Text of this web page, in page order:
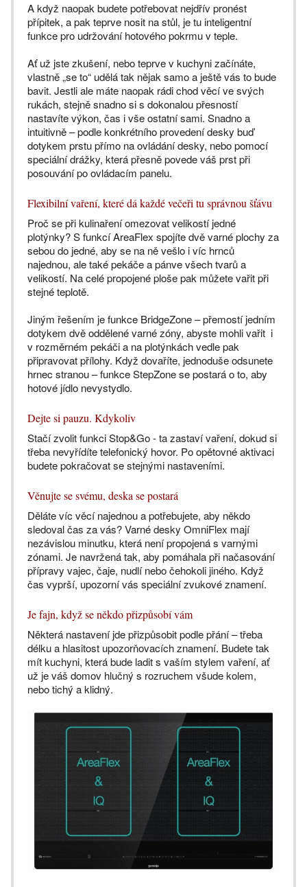
A když naopak budete potřebovat nejdřív pronést
přípitek, a pak teprve nosit na stůl, je tu inteligentní
funkce pro udržování hotového pokrmu v teple.
Ať už jste zkušení, nebo teprve v kuchyni začínáte,
vlastně „se to“ udělá tak nějak samo a ještě vás to bude
bavit. Jestli ale máte naopak rádi chod věcí ve svých
rukách, stejně snadno si s dokonalou přesností
nastavíte výkon, čas i vše ostatní sami. Snadno a
intuitivně – podle konkrétního provedení desky buď
dotykem prstu přímo na ovládání desky, nebo pomocí
speciální drážky, která přesně povede váš prst při
posouvání po ovládacím panelu.
Flexibilní vaření, které dá každé večeři tu správnou šťávu
Proč se při kulinaření omezovat velikostí jedné
plotýnky? S funkcí AreaFlex spojíte dvě varné plochy za
sebou do jedné, aby se na ně vešlo i víc hrnců
najednou, ale také pekáče a pánve všech tvarů a
velikostí. Na celé propojené ploše pak můžete vařit při
stejné teplotě.
Jiným řešením je funkce BridgeZone – přemostí jedním
dotykem dvě oddělené varné zóny, abyste mohli vařit i
v rozměrném pekáči a na plotýnkách vedle pak
připravovat přílohy. Když dovaříte, jednoduše odsunete
hrnec stranou – funkce StepZone se postará o to, aby
hotové jídlo nevystydlo.
Dejte si pauzu. Kdykoliv
Stačí zvolit funkci Stop&Go - ta zastaví vaření, dokud si
třeba nevyřídíte telefonický hovor. Po opětovné aktivaci
budete pokračovat se stejnými nastaveními.
Věnujte se svému, deska se postará
Děláte víc věcí najednou a potřebujete, aby někdo
sledoval čas za vás? Varné desky OmniFlex mají
nezávislou minutku, která není propojená s varnými
zónami. Je navržená tak, aby pomáhala při načasování
přípravy vajec, čaje, nudlí nebo čehokoli jiného. Když
čas vyprší, upozorní vás speciální zvukové znamení.
Je fajn, když se někdo přizpůsobí vám
Některá nastavení jde přizpůsobit podle přání – třeba
délku a hlasitost upozorňovacích znamení. Budete tak
mít kuchyni, která bude ladit s vaším stylem vaření, ať
už je váš domov hlučný s rozruchem všude kolem,
nebo tichý a klidný.